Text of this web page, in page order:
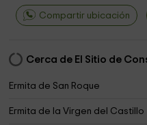
Compartir ubicación
Cerca de El Sitio de
Ermita de San Roque
Ermita de la Virgen del Castillo